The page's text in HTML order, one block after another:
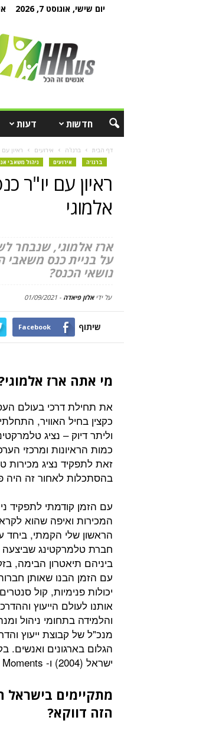
יום שישי, אוגוסט 7, 2026
חדשות דעות
דף הבית ברנז'ה אירועים ראיון עם
ברנז'ה אירועים ניהול משאבי
אלמוגי
ארז אלמוגי, שנבחר
נושאי הכנס?
על ידיאלון פיאדה -
01/09/2021
שיתוף Facebook
מי אתה ארז
את תחילת דרכי בעולם
כקצין בחיל האוויר,
וליתר דיוק – נציג
כמות הראיונות ומרכזי
זאת לתפקיד נציג מכירות
בהסתכלות לאחור זה היה
עם הזמן קודמתי לתפקיד
המכירות ואיפה שהוא
הראשון שלי הקמתי, ביחד
חברת טלמרקטינג שביצעה
ביניהם תיאטרון הבימה,
עם הזמן הבנו שאותן
יכולות פנימיות, קול
אותנו לעולם הייעוץ
והלמידה בתחומי ניהול
מנכ"ל של קבוצת ייעוץ
ישראל (2004) ו- Mojo Moments.
מתקיימים בישראל
הזה דווקא?